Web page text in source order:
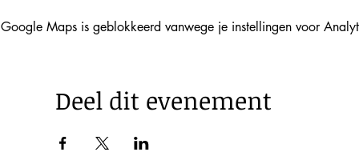
Google Maps is geblokkeerd vanwege je instellingen voor
Deel dit evenement